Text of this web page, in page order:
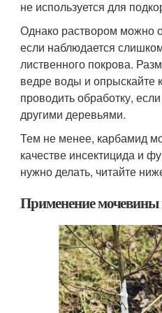
не используется для
Однако раствором можно
если наблюдается
лиственного покрова.
ведре воды и опрыскайте
проводить обработку,
другими деревьями.
Тем не менее, карбамид
качестве инсектицида и
нужно делать, читайте
Применение мочевины